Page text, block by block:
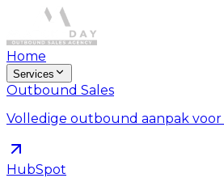
Home
Services
Outbound Sales
Volledige outbound aanpak
HubSpot